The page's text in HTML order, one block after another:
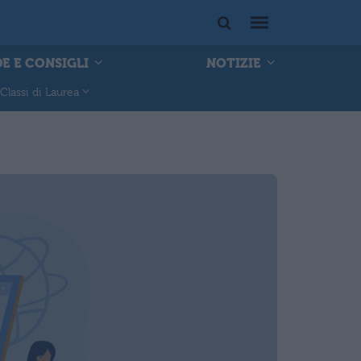
E CONSIGLI NOTIZIE
Classi di Laurea